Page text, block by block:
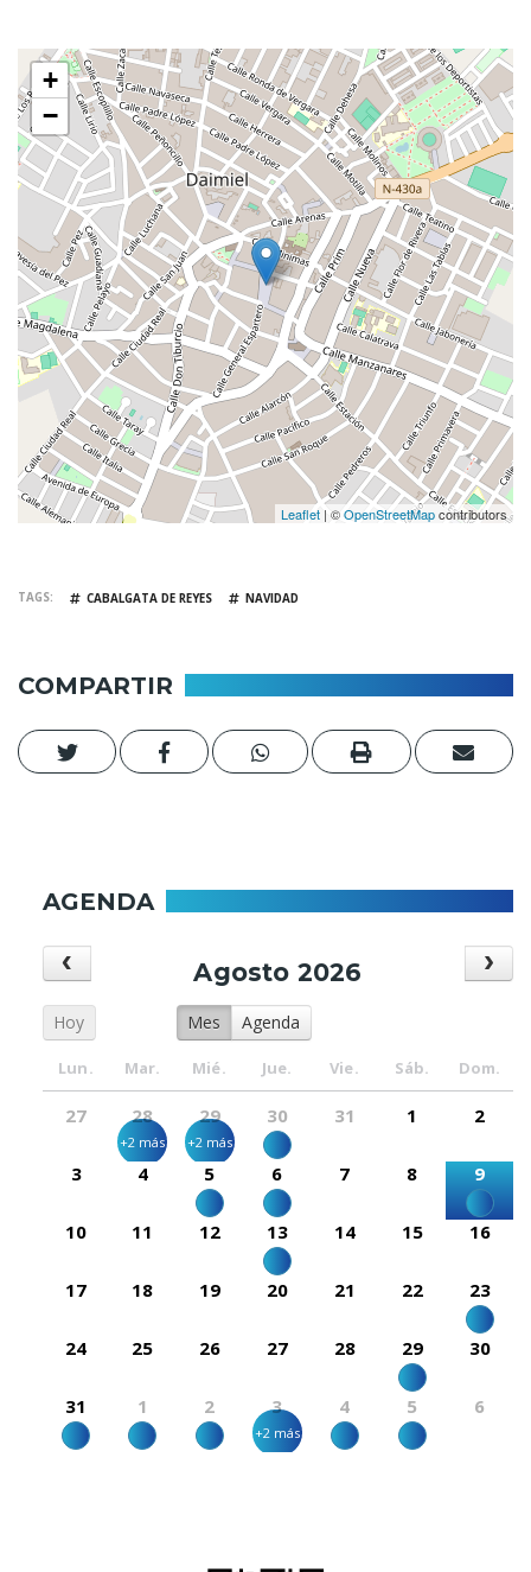
+
−
Leaflet | ©OpenStreetMapcontributors
TAGS CABALGATA DE REYES NAVIDAD
COMPARTIR
AGENDA
Hoy Mes Agenda
Agosto 2026
Lun. Mar. Mié. Jue. Vie. Sáb. Dom.
27 28 29 30 31 1 2
+2 más +2 más
3 4 5 6 7 8 9
10 11 12 13 14 15 16
17 18 19 20 21 22 23
24 25 26 27 28 29 30
31 1 2 3 4 5 6
+2 más